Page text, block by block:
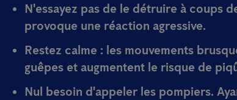
N'essayez pas de le détruire à coups
provoque une réaction agressive.
Restez calme : les mouvements
guêpes et augmentent le risque de
Nul besoin d'appeler les pompiers.